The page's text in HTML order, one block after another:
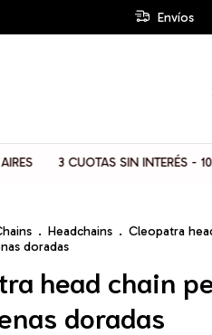
Envíos
SIN INTERÉS - 10% OFF
. Headchains . Cleopatra
doradas
head chain
doradas